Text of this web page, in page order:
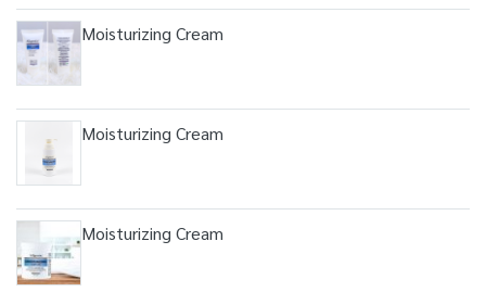
Moisturizing Cream
Moisturizing Cream
Moisturizing Cream